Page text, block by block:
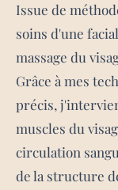
Issue de
soins d'une
massage du
Grâce à mes
précis,
muscles du
circulation
de la structure